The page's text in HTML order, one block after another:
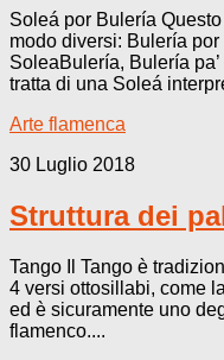
Soleá por Bulería
modo diversi: Bulería
SoleaBulería, Bulería
tratta di una Soleá
Arte flamenca
30 Luglio 2018
Struttura dei
Tango Il Tango è
4 versi ottosillabi, come
ed è sicuramente uno
flamenco....